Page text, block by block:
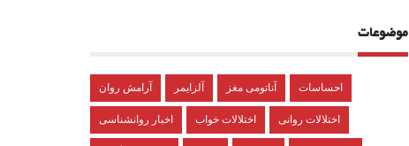
موضوعات
آرامش روان آلزایمر آناتومی مغز احساسات
اخبار روانشناسی اختلالات خواب اختلالات روانی